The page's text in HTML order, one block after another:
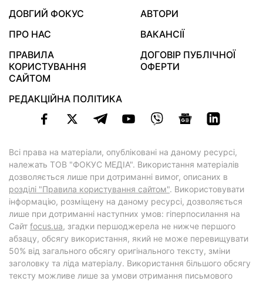
ДОВГИЙ ФОКУС
АВТОРИ
ПРО НАС
ВАКАНСІЇ
ПРАВИЛА
КОРИСТУВАННЯ
САЙТОМ
ДОГОВІР ПУБЛІЧНОЇ
ОФЕРТИ
РЕДАКЦІЙНА ПОЛІТИКА
Всі права на матеріали, опубліковані на даному ресурсі,
належать ТОВ "ФОКУС МЕДІА". Використання матеріалів
дозволяється лише при дотриманні вимог, описаних в
розділі "Правила користування сайтом". Використовувати
інформацію, розміщену на даному ресурсі, дозволяється
лише при дотриманні наступних умов: гіперпосилання на
Cайт focus.ua, згадки першоджерела не нижче першого
абзацу, обсягу використання, який не може перевищувати
50% від загального обсягу оригінального тексту, зміни
заголовку та ліда матеріалу. Використання більшого обсягу
тексту можливе лише за умови отримання письмового